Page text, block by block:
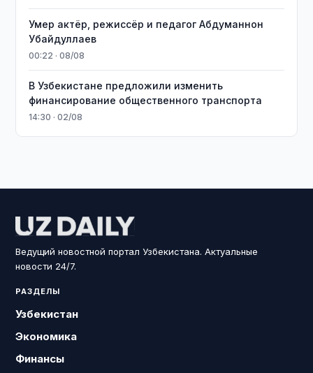
Умер актёр, режиссёр и педагог Абдуманнон
Убайдуллаев
00:22 · 08/08
В Узбекистане предложили изменить
финансирование общественного транспорта
14:30 · 02/08
Ведущий новостной портал Узбекистана. Актуальные
новости 24/7.
РАЗДЕЛЫ
Узбекистан
Экономика
Финансы